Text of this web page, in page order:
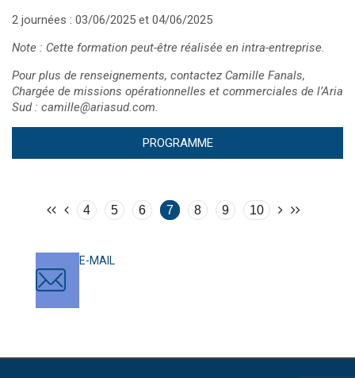
2 journées : 03/06/2025 et 04/06/2025
Note : Cette formation peut-être réalisée en intra-entreprise.
Pour plus de renseignements, contactez Camille Fanals,
Chargée de missions opérationnelles et commerciales de l’Aria
Sud : camille@ariasud.com.
PROGRAMME
4 5 6 7 8 9 10
E-MAIL